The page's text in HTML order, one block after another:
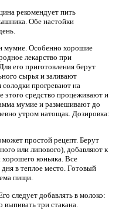
рекомендует пить
Обе настойки
мумие. Особенно хорошие
лекарство при
его приготовления берут
сырья и заливают
прогревают на
этого средство процеживают и
мумие и размешивают до
утром натощак. Дозировка:
простой рецепт. Берут
или липового), добавляют к
коньяка. Все
в теплое место. Готовый
пищи.
следует добавлять в молоко:
три стакана.